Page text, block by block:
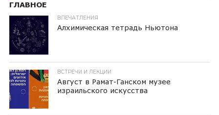
ГЛАВНОЕ
ВПЕЧАТЛЕНИЯ
Алхимическая тетрадь Ньютона
ВСТРЕЧИ И ЛЕКЦИИ
Август в Рамат-Ганском музее
израильского искусства